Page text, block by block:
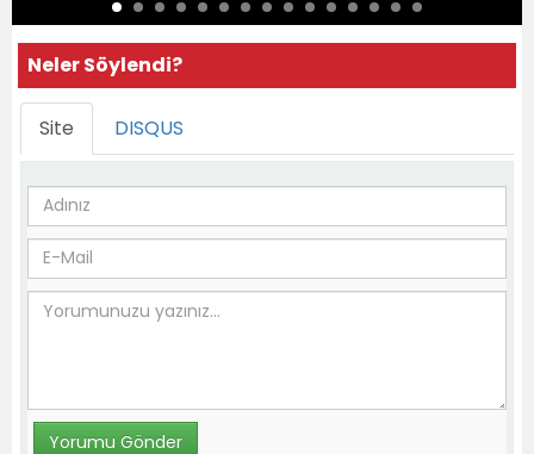
Neler Söylendi?
Site DISQUS